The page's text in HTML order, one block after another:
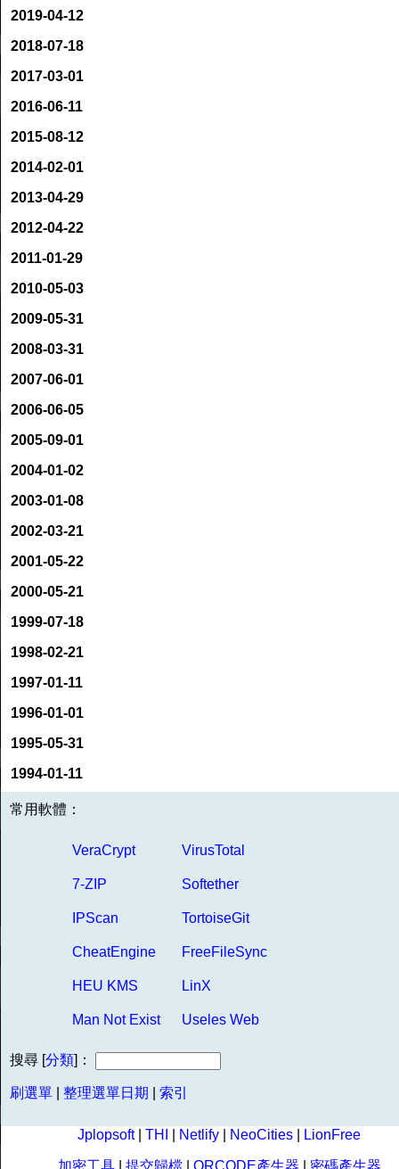
2019-04-12
2018-07-18
2017-03-01
2016-06-11
2015-08-12
2014-02-01
2013-04-29
2012-04-22
2011-01-29
2010-05-03
2009-05-31
2008-03-31
2007-06-01
2006-06-05
2005-09-01
2004-01-02
2003-01-08
2002-03-21
2001-05-22
2000-05-21
1999-07-18
1998-02-21
1997-01-11
1996-01-01
1995-05-31
1994-01-11
常用軟體：
VeraCrypt VirusTotal
7-ZIP Softether
IPScan TortoiseGit
CheatEngine FreeFileSync
HEU KMS LinX
Man Not Exist Useles Web
搜尋 [分類]：
刷選單 整理選單日期 索引
Jplopsoft| THI Netlify NeoCities LionFree
加密工具| 提交歸檔| QRCODE產生器 密碼產生器